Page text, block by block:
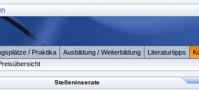
/ Praktika Ausbildung / Weiterbildung Literaturtipps
Stelleninserate